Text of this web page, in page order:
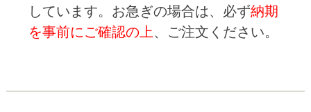
しています。お急ぎの場合は、必ず納期
を事前にご確認の上、ご注文ください。